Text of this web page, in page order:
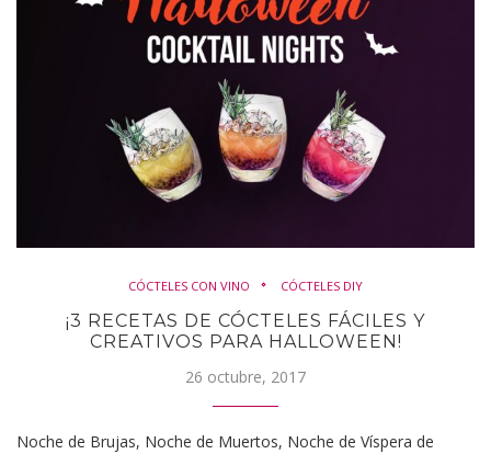
CÓCTELES CON VINO CÓCTELES DIY
¡3 RECETAS DE CÓCTELES FÁCILES Y
CREATIVOS PARA HALLOWEEN!
26 octubre, 2017
Noche de Brujas, Noche de Muertos, Noche de Víspera de